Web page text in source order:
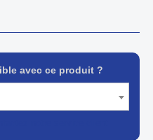
avec ce produit ?